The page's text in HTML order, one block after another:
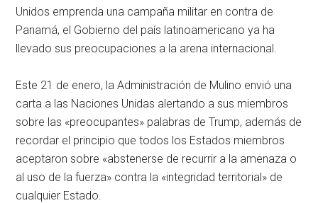
Unidos emprenda una campaña militar en contra de
Panamá, el Gobierno del país latinoamericano ya ha
llevado sus preocupaciones a la arena internacional.
Este 21 de enero, la Administración de Mulino envió una
carta a las Naciones Unidas alertando a sus miembros
sobre las «preocupantes» palabras de Trump, además de
recordar el principio que todos los Estados miembros
aceptaron sobre «abstenerse de recurrir a la amenaza o
al uso de la fuerza» contra la «integridad territorial» de
cualquier Estado.